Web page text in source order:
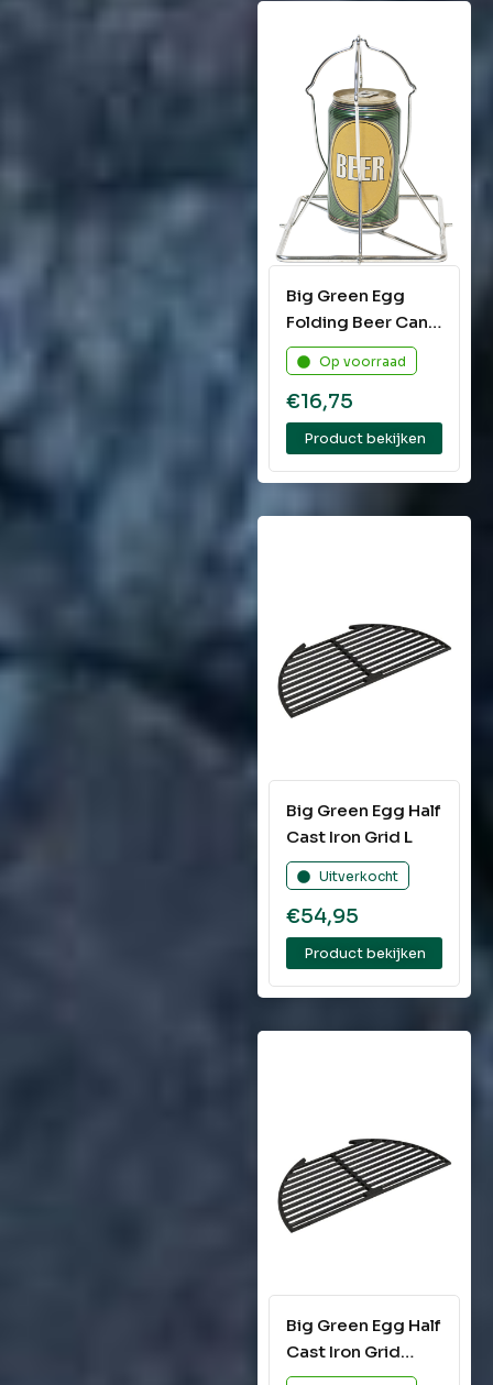
Big Green Egg
Folding Beer Can
Chicken Rack
Op voorraad
€16,75
Product bekijken
Big Green Egg Half
Cast Iron Grid L
Uitverkocht
€54,95
Product bekijken
Big Green Egg Half
Cast Iron Grid
Large